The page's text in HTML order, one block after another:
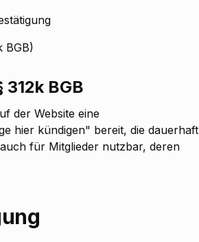
BGB)
BGB
der Website eine
hier kündigen" bereit, die dauerhaft
für Mitglieder nutzbar, deren